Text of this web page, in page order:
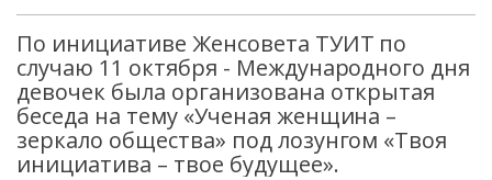
По инициативе Женсовета ТУИТ по
случаю 11 октября - Международного дня
девочек была организована открытая
беседа на тему «Ученая женщина –
зеркало общества» под лозунгом «Твоя
инициатива – твое будущее».